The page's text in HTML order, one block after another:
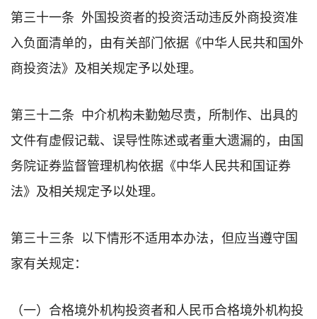
第三十一条 外国投资者的投资活动违反外商投资准
入负面清单的，由有关部门依据《中华人民共和国外
商投资法》及相关规定予以处理。
第三十二条 中介机构未勤勉尽责，所制作、出具的
文件有虚假记载、误导性陈述或者重大遗漏的，由国
务院证券监督管理机构依据《中华人民共和国证券
法》及相关规定予以处理。
第三十三条 以下情形不适用本办法，但应当遵守国
家有关规定：
（一）合格境外机构投资者和人民币合格境外机构投